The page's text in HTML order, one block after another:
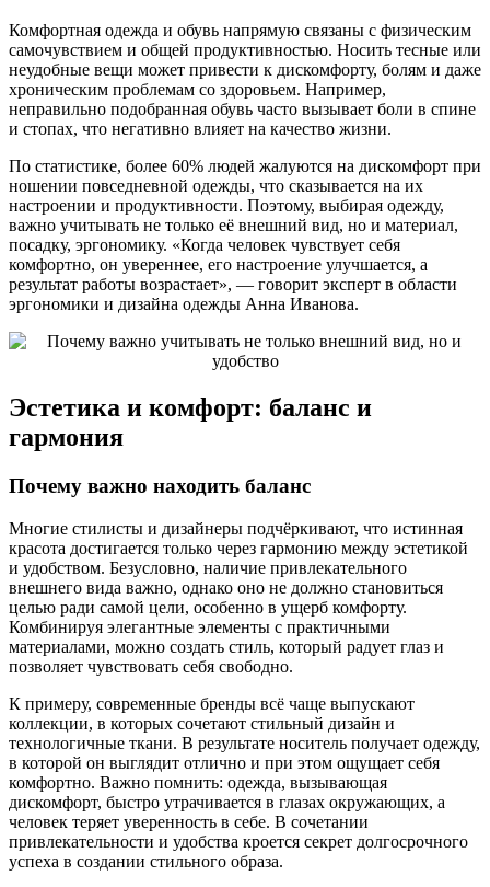
Комфортная одежда и обувь напрямую связаны с физическим
самочувствием и общей продуктивностью. Носить тесные или
неудобные вещи может привести к дискомфорту, болям и даже
хроническим проблемам со здоровьем. Например,
неправильно подобранная обувь часто вызывает боли в спине
и стопах, что негативно влияет на качество жизни.
По статистике, более 60% людей жалуются на дискомфорт при
ношении повседневной одежды, что сказывается на их
настроении и продуктивности. Поэтому, выбирая одежду,
важно учитывать не только её внешний вид, но и материал,
посадку, эргономику. «Когда человек чувствует себя
комфортно, он увереннее, его настроение улучшается, а
результат работы возрастает», — говорит эксперт в области
эргономики и дизайна одежды Анна Иванова.
Эстетика и комфорт: баланс и
гармония
Почему важно находить баланс
Многие стилисты и дизайнеры подчёркивают, что истинная
красота достигается только через гармонию между эстетикой
и удобством. Безусловно, наличие привлекательного
внешнего вида важно, однако оно не должно становиться
целью ради самой цели, особенно в ущерб комфорту.
Комбинируя элегантные элементы с практичными
материалами, можно создать стиль, который радует глаз и
позволяет чувствовать себя свободно.
К примеру, современные бренды всё чаще выпускают
коллекции, в которых сочетают стильный дизайн и
технологичные ткани. В результате носитель получает одежду,
в которой он выглядит отлично и при этом ощущает себя
комфортно. Важно помнить: одежда, вызывающая
дискомфорт, быстро утрачивается в глазах окружающих, а
человек теряет уверенность в себе. В сочетании
привлекательности и удобства кроется секрет долгосрочного
успеха в создании стильного образа.